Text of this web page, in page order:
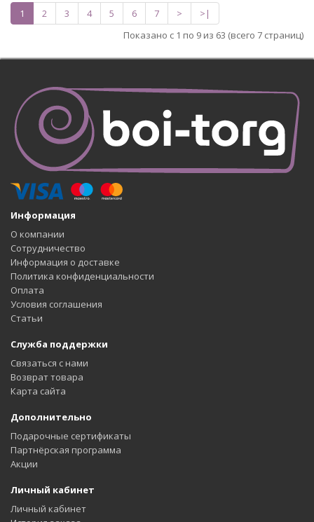
1 2 3 4 5 6 7 >
>|
Показано с 1 по 9 из 63 (всего 7 страниц)
Информация
О компании
Сотрудничество
Информация о доставке
Политика конфиденциальности
Оплата
Условия соглашения
Статьи
Служба поддержки
Связаться с нами
Возврат товара
Карта сайта
Дополнительно
Подарочные сертификаты
Партнёрская программа
Акции
Личный кабинет
Личный кабинет